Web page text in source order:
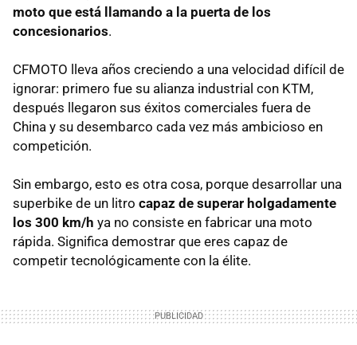
moto que está llamando a la puerta de los
concesionarios.
CFMOTO lleva años creciendo a una velocidad difícil de
ignorar: primero fue su alianza industrial con KTM,
después llegaron sus éxitos comerciales fuera de
China y su desembarco cada vez más ambicioso en
competición.
Sin embargo, esto es otra cosa, porque desarrollar una
superbike de un litro capaz de superar holgadamente
los 300 km/h ya no consiste en fabricar una moto
rápida. Significa demostrar que eres capaz de
competir tecnológicamente con la élite.